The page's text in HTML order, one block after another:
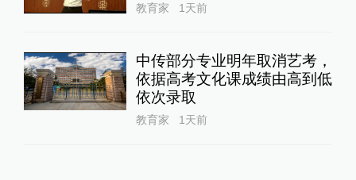
教育家 1天前
中传部分专业明年取消艺考，
依据高考文化课成绩由高到低
依次录取
教育家 1天前